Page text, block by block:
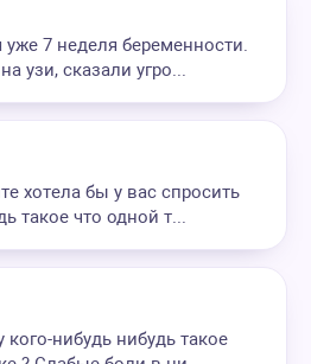
7 неделя беременности.
узи, сказали угро...
хотела бы у вас спросить
такое что одной т...
кого-нибудь нибудь такое